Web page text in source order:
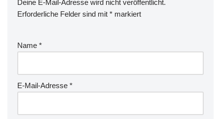
Deine E-Mail-Adresse wird nicht veröffentlicht.
Erforderliche Felder sind mit * markiert
Name *
E-Mail-Adresse *